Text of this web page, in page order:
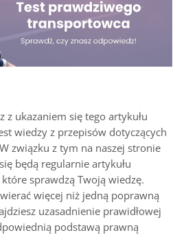
z ukazaniem się tego artykułu
wiedzy z przepisów dotyczących
związku z tym na naszej stronie
będą regularnie artykułu
sprawdzą Twoją wiedzę.
więcej niż jedną poprawną
uzasadnienie prawidłowej
podstawą prawną